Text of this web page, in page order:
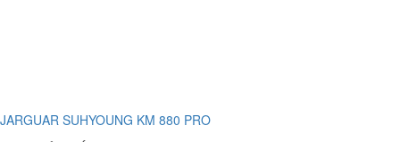
JARGUAR SUHYOUNG KM 880 PRO